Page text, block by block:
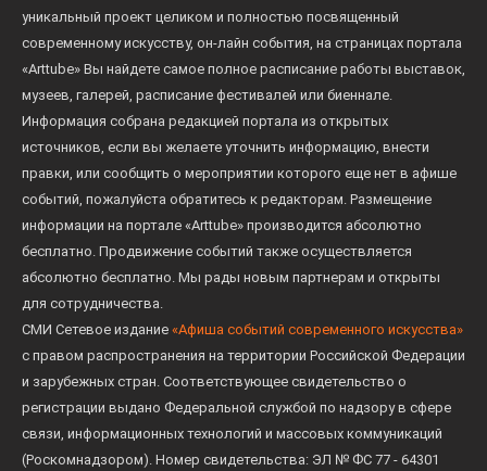
уникальный проект целиком и полностью посвященный
современному искусству, он-лайн события, на страницах портала
«Arttube» Вы найдете самое полное расписание работы выставок,
музеев, галерей, расписание фестивалей или биеннале.
Информация собрана редакцией портала из открытых
источников, если вы желаете уточнить информацию, внести
правки, или сообщить о мероприятии которого еще нет в афише
событий, пожалуйста обратитесь к редакторам. Размещение
информации на портале «Arttube» производится абсолютно
бесплатно. Продвижение событий также осуществляется
абсолютно бесплатно. Мы рады новым партнерам и открыты
для сотрудничества.
СМИ Сетевое издание «Афиша событий современного искусства»
с правом распространения на территории Российской Федерации
и зарубежных стран. Соответствующее свидетельство о
регистрации выдано Федеральной службой по надзору в сфере
связи, информационных технологий и массовых коммуникаций
(Роскомнадзором). Номер свидетельства: ЭЛ № ФС 77 - 64301